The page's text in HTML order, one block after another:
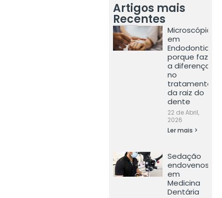
Artigos mais
Recentes
Microscópio
em
Endodontia:
porque faz
a diferença
no
tratamento
da raiz do
dente
22 de Abril,
2026
Ler mais >
Sedação
endovenosa
em
Medicina
Dentária